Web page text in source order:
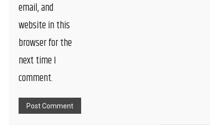
email, and
website in this
browser for the
next time I
comment.